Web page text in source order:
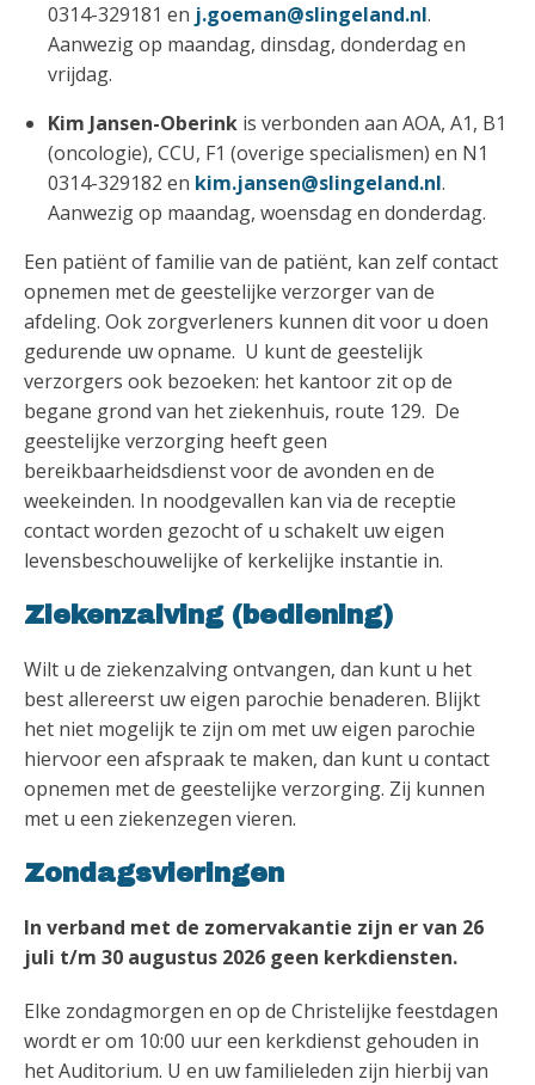
0314-329181 en j.goeman@slingeland.nl.
Aanwezig op maandag, dinsdag, donderdag en
vrijdag.
Kim Jansen-Oberink is verbonden aan AOA, A1, B1
(oncologie), CCU, F1 (overige specialismen) en N1
0314-329182 en kim.jansen@slingeland.nl.
Aanwezig op maandag, woensdag en donderdag.
Een patiënt of familie van de patiënt, kan zelf contact
opnemen met de geestelijke verzorger van de
afdeling. Ook zorgverleners kunnen dit voor u doen
gedurende uw opname. U kunt de geestelijk
verzorgers ook bezoeken: het kantoor zit op de
begane grond van het ziekenhuis, route 129. De
geestelijke verzorging heeft geen
bereikbaarheidsdienst voor de avonden en de
weekeinden. In noodgevallen kan via de receptie
contact worden gezocht of u schakelt uw eigen
levensbeschouwelijke of kerkelijke instantie in.
Ziekenzalving (bediening)
Wilt u de ziekenzalving ontvangen, dan kunt u het
best allereerst uw eigen parochie benaderen. Blijkt
het niet mogelijk te zijn om met uw eigen parochie
hiervoor een afspraak te maken, dan kunt u contact
opnemen met de geestelijke verzorging. Zij kunnen
met u een ziekenzegen vieren.
Zondagsvieringen
In verband met de zomervakantie zijn er van 26
juli t/m 30 augustus 2026 geen kerkdiensten.
Elke zondagmorgen en op de Christelijke feestdagen
wordt er om 10:00 uur een kerkdienst gehouden in
het Auditorium. U en uw familieleden zijn hierbij van